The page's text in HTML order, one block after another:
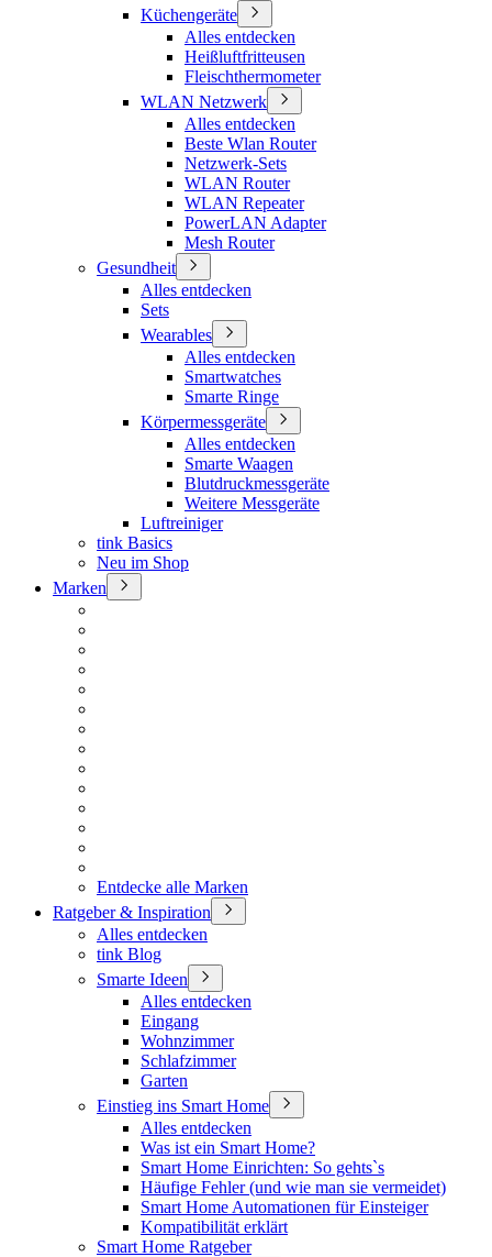
Küchengeräte
Alles entdecken
Heißluftfritteusen
Fleischthermometer
WLAN Netzwerk
Alles entdecken
Beste Wlan Router
Netzwerk-Sets
WLAN Router
WLAN Repeater
PowerLAN Adapter
Mesh Router
Gesundheit
Alles entdecken
Sets
Wearables
Alles entdecken
Smartwatches
Smarte Ringe
Körpermessgeräte
Alles entdecken
Smarte Waagen
Blutdruckmessgeräte
Weitere Messgeräte
Luftreiniger
tink Basics
Neu im Shop
Marken
Entdecke alle Marken
Ratgeber & Inspiration
Alles entdecken
tink Blog
Smarte Ideen
Alles entdecken
Eingang
Wohnzimmer
Schlafzimmer
Garten
Einstieg ins Smart Home
Alles entdecken
Was ist ein Smart Home?
Smart Home Einrichten: So gehts`s
Häufige Fehler (und wie man sie vermeidet)
Smart Home Automationen für Einsteiger
Kompatibilität erklärt
Smart Home Ratgeber